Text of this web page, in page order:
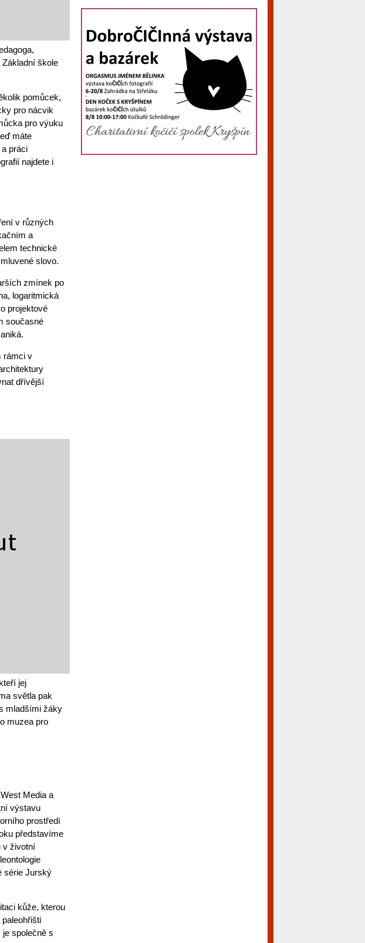
škole
pomůcek,
pro nácvik
pro výuku
máte
práci
najdete i
v různých
a
technické
slovo.
zmínek po
logaritmická
projektové
současné
rámci v
dřívější
jej
světla pak
mladšími žáky
muzea pro
Media a
výstavu
prostředí
představíme
v životní
série Jurský
kůže, kterou
společně s